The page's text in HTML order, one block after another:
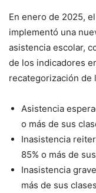
En enero de 2025,
implementó una
asistencia escolar,
de los indicadores
recategorización de
Asistencia
o más de sus
Inasistencia
85% o más de
Inasistencia
más de sus